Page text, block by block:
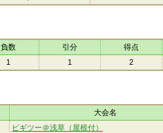
ツー
負数 引分 得点
1 1 2
大会名
ビギツー＠浅草（屋根付）